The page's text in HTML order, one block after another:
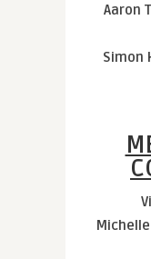
Aaron
Simon